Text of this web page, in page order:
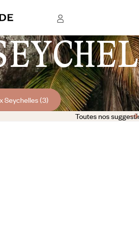
Seychelles (3)
Toutes nos